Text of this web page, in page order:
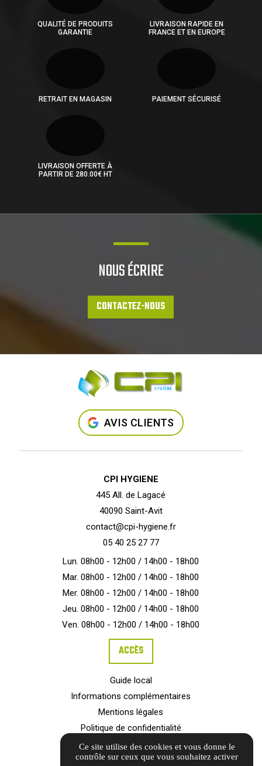
QUALITÉ DE PRODUITS
GARANTIE
LIVRAISON RAPIDE EN
FRANCE ET EN EUROPE
RETRAIT EN MAGASIN PAIEMENT SÉCURISÉ
LIVRAISON OFFERTE À
PARTIR DE 280.00€ HT
NOUS ÉCRIRE
CONTACTEZ-NOUS
AVIS CLIENTS
CPI HYGIENE
445 All. de Lagacé
40090 Saint-Avit
contact@cpi-hygiene.fr
05 40 25 27 77
Lun. 08h00 - 12h00 / 14h00 - 18h00
Mar. 08h00 - 12h00 / 14h00 - 18h00
Mer. 08h00 - 12h00 / 14h00 - 18h00
Jeu. 08h00 - 12h00 / 14h00 - 18h00
Ven. 08h00 - 12h00 / 14h00 - 18h00
ACCÈS
Guide local
Informations complémentaires
Mentions légales
Politique de confidentialité
Barème d'honoraires
Gestion des cookies
Ce site utilise des cookies et vous donne le
contrôle sur ceux que vous souhaitez activer